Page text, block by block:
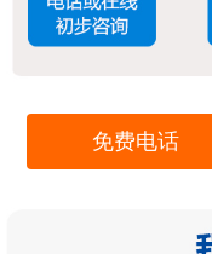
免费电话